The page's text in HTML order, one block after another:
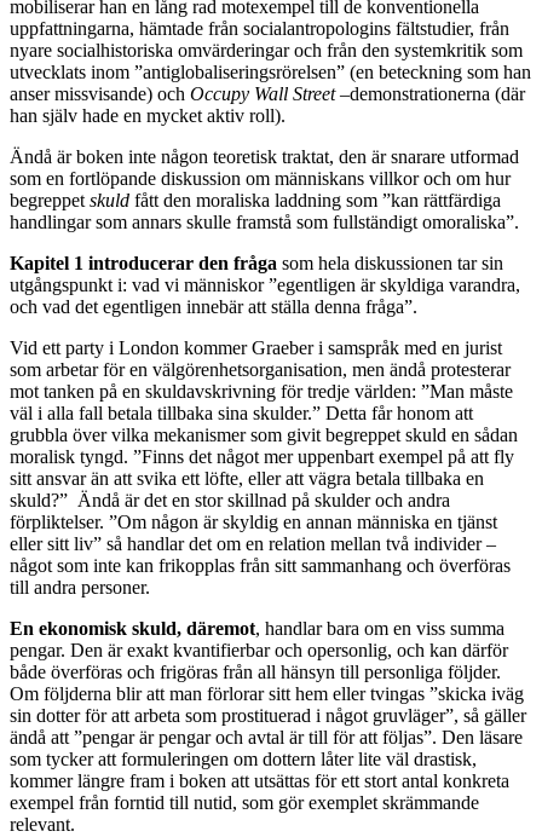
mobiliserar han en lång rad motexempel till de konventionella
uppfattningarna, hämtade från socialantropologins fältstudier, från
nyare socialhistoriska omvärderingar och från den systemkritik som
utvecklats inom ”antiglobaliseringsrörelsen” (en beteckning som han
anser missvisande) och Occupy Wall Street –demonstrationerna (där
han själv hade en mycket aktiv roll).
Ändå är boken inte någon teoretisk traktat, den är snarare utformad
som en fortlöpande diskussion om människans villkor och om hur
begreppetskuld fått den moraliska laddning som ”kan rättfärdiga
handlingar som annars skulle framstå som fullständigt omoraliska”.
Kapitel 1 introducerar den fråga som hela diskussionen tar sin
utgångspunkt i: vad vi människor ”egentligen är skyldiga varandra,
och vad det egentligen innebär att ställa denna fråga”.
Vid ett party i London kommer Graeber i samspråk med en jurist
som arbetar för en välgörenhetsorganisation, men ändå protesterar
mot tanken på en skuldavskrivning för tredje världen: ”Man måste
väl i alla fall betala tillbaka sina skulder.” Detta får honom att
grubbla över vilka mekanismer som givit begreppet skuld en sådan
moralisk tyngd. ”Finns det något mer uppenbart exempel på att fly
sitt ansvar än att svika ett löfte, eller att vägra betala tillbaka en
skuld?” Ändå är det en stor skillnad på skulder och andra
förpliktelser. ”Om någon är skyldig en annan människa en tjänst
eller sitt liv” så handlar det om en relation mellan två individer –
något som inte kan frikopplas från sitt sammanhang och överföras
till andra personer.
En ekonomisk skuld, däremot, handlar bara om en viss summa
pengar. Den är exakt kvantifierbar och opersonlig, och kan därför
både överföras och frigöras från all hänsyn till personliga följder.
Om följderna blir att man förlorar sitt hem eller tvingas ”skicka iväg
sin dotter för att arbeta som prostituerad i något gruvläger”, så gäller
ändå att ”pengar är pengar och avtal är till för att följas”. Den läsare
som tycker att formuleringen om dottern låter lite väl drastisk,
kommer längre fram i boken att utsättas för ett stort antal konkreta
exempel från forntid till nutid, som gör exemplet skrämmande
relevant.